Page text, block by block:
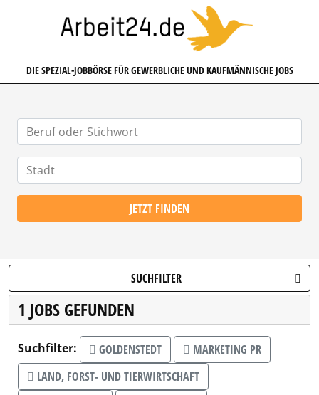
ARBEIT24.DE
DIE SPEZIAL-JOBBÖRSE FÜR GEWERBLICHE UND KAUFMÄNNISCHE JOBS
JETZT FINDEN
SUCHFILTER
1 JOBS GEFUNDEN
Suchfilter: GOLDENSTEDT
MARKETING PR
LAND, FORST- UND TIERWIRTSCHAFT